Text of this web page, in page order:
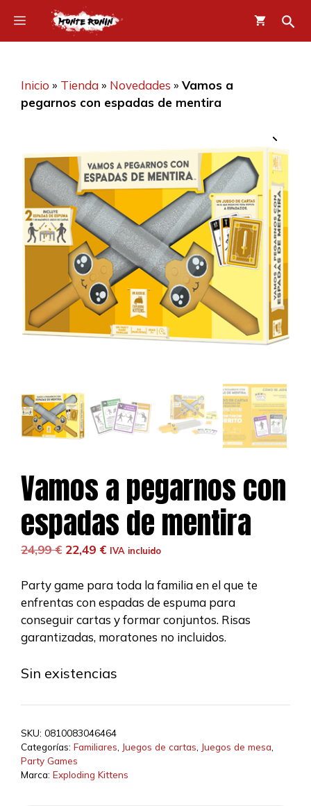
contenido
Menú
Inicio » Tienda» Novedades » Vamos a
pegarnos con espadas de mentira
Vamos a pegarnos con
espadas de mentira
24,99€ El
original
era:
24,99 €.
22,49 €El
actual
es:
22,49 €.
IVA incluido
Party game para toda la familia en el que te
enfrentas con espadas de espuma para
conseguir cartas y formar conjuntos. Risas
garantizadas, moratones no incluidos.
Sin existencias
SKU: 0810083046464
Categorías: Familiares Juegos de cartas Juegos de mesa
Party Games
Marca: Exploding Kittens